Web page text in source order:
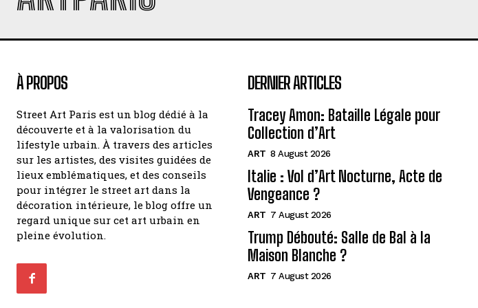
À PROPOS
Street Art Paris est un blog dédié à la
découverte et à la valorisation du
lifestyle urbain. À travers des articles
sur les artistes, des visites guidées de
lieux emblématiques, et des conseils
pour intégrer le street art dans la
décoration intérieure, le blog offre un
regard unique sur cet art urbain en
pleine évolution.
DERNIER ARTICLES
Tracey Amon: Bataille Légale pour
Collection d’Art
ART 8 August 2026
Italie : Vol d’Art Nocturne, Acte de
Vengeance ?
ART 7 August 2026
Trump Débouté: Salle de Bal à la
Maison Blanche ?
ART 7 August 2026